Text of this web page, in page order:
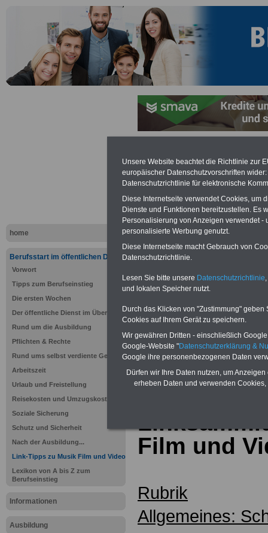
home
Berufsstart im öffentlichen Dienst
Vorwort
Tipps zum Berufseinstieg
Die ersten Wochen
Der öffentliche Dienst im Überblick
Rund um die Ausbildung
Pflichten & Rechte
Rund ums selbst verdiente Geld
Arbeitszeit
Urlaub und Freistellung
Reisekosten und Umzugskosten
Soziale Sicherung
Schutz und Sicherheit
Nach der Ausbildung...
Link-Tipps zu Musik Film und Video
Lexikon von A bis Z zum
Berufseinstieg
Informationen
Ausbildung
öffentlichen Dienst? >>>hier finden
Stellenangebote
Film und
Rubrik
Allgemeines:
Unsere Website beachtet die Richtlinie zur
europäischer Datenschutzvorschriften
Datenschutzrichtlinie für elektronische
Diese Internetseite verwendet Cookies, um
Dienste und Funktionen bereitzustellen. Es
Personalisierung von Anzeigen verwendet
personalisierte Werbung genutzt.
Diese Internetseite macht Gebrauch von
Datenschutzrichtlinie.
Lesen Sie bitte unsere Datenschutzrichtlinie
und lokalen Speicher nutzt.
Durch das Klicken von "Zustimmung"
Cookies auf Ihrem Gerät zu speichern.
Wir gewähren Dritten - einschließlich
Google-Website "Datenschutzerklärung &
Google ihre personenbezogenen Daten
Dürfen wir Ihre Daten nutzen, um
erheben Daten und verwenden